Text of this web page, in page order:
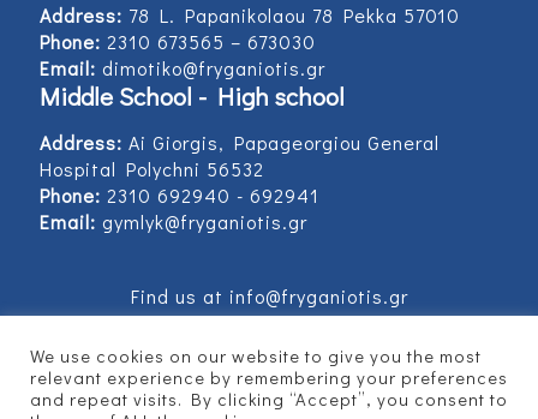
Address: 78 L. Papanikolaou 78 Pekka 57010
Phone: 2310 673565 – 673030
Email: dimotiko@fryganiotis.gr
Middle School - High school
Address: Ai Giorgis, Papageorgiou General
Hospital Polychni 56532
Phone: 2310 692940 - 692941
Email: gymlyk@fryganiotis.gr
Find us at info@fryganiotis.gr
We use cookies on our website to give you the most
relevant experience by remembering your preferences
and repeat visits. By clicking “Accept”, you consent to